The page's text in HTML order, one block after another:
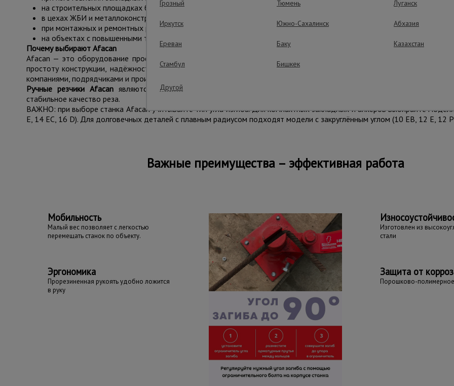
на строительных площадках без доступа к электросети;
в цехах ЖБИ и металлоконструкций;
при монтажных и ремонтных работах;
на объектах с повышенными требованиями к безопасности.
Почему выбирают Afacan
Afacan — это оборудование профессионального уровня, рассчитанное на реальную строительную эксплуатацию.
простоту конструкции, надёжность, высокую производительность и долгий ресурс, благодаря чему широко
компаниями, подрядчиками и производственными предприятиями.
Ручные резчики Afacanявляются практичной альтернативой электрическим станкам там, где важны
стабильное качество реза.
ВАЖНО: при выборе станка Afacan учитывайте тип угла изгиба. Для компактных закладных и анкеров выбирайте
E, 14 EC, 16 D). Для долговечных деталей с плавным радиусом подходят модели с закруглённым углом (10 EB, 12 E, 12
Важные преимущества – эффективная работа
Мобильность
Малый вес позволяет с легкостью
перемещать станок по объекту.
Эргономика
Прорезиненная рукоять удобно ложится
в руку
Изготовлен из
стали
Защита от
Порошково-
Грозный Тюмень Луганск
Иркутск Южно-Сахалинск Абхазия
Ереван Баку Казахстан
Стамбул Бишкек
Другой